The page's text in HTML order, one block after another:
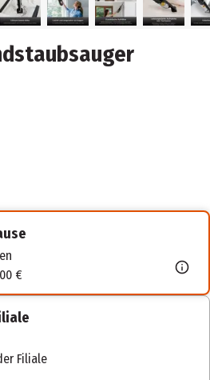
€
Filiale